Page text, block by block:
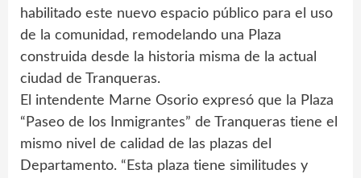
habilitado este nuevo espacio público para el uso
de la comunidad, remodelando una Plaza
construida desde la historia misma de la actual
ciudad de Tranqueras.
El intendente Marne Osorio expresó que la Plaza
“Paseo de los Inmigrantes” de Tranqueras tiene el
mismo nivel de calidad de las plazas del
Departamento. “Esta plaza tiene similitudes y